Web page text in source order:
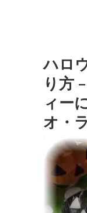
ハロ
り方
ィー
オ・